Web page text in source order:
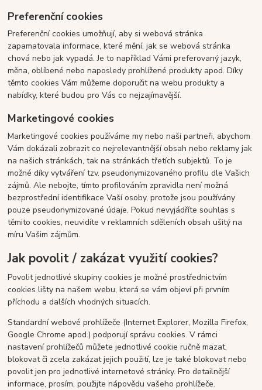
Preferenční cookies
Preferenční cookies umožňují, aby si webová stránka
zapamatovala informace, které mění, jak se webová stránka
chová nebo jak vypadá. Je to například Vámi preferovaný jazyk,
měna, oblíbené nebo naposledy prohlížené produkty apod. Díky
těmto cookies Vám můžeme doporučit na webu produkty a
nabídky, které budou pro Vás co nejzajímavější.
Marketingové cookies
Marketingové cookies používáme my nebo naši partneři, abychom
Vám dokázali zobrazit co nejrelevantnější obsah nebo reklamy jak
na našich stránkách, tak na stránkách třetích subjektů. To je
možné díky vytváření tzv. pseudonymizovaného profilu dle Vašich
zájmů. Ale nebojte, tímto profilováním zpravidla není možná
bezprostřední identifikace Vaší osoby, protože jsou používány
pouze pseudonymizované údaje. Pokud nevyjádříte souhlas s
těmito cookies, neuvidíte v reklamních sděleních obsah ušitý na
míru Vašim zájmům.
Jak povolit / zakázat využití cookies?
Povolit jednotlivé skupiny cookies je možné prostřednictvím
cookies lišty na našem webu, která se vám objeví při prvním
příchodu a dalších vhodných situacích.
Standardní webové prohlížeče (Internet Explorer, Mozilla Firefox,
Google Chrome apod.) podporují správu cookies. V rámci
nastavení prohlížečů můžete jednotlivé cookie ručně mazat,
blokovat či zcela zakázat jejich použití, lze je také blokovat nebo
povolit jen pro jednotlivé internetové stránky. Pro detailnější
informace, prosím, použijte nápovědu vašeho prohlížeče.